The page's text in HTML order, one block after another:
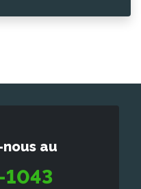
au
1043